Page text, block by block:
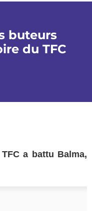
buteurs
du TFC
a battu Balma,